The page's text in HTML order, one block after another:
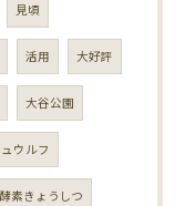
見頃
活用 大好評
大谷公園
ウルフ
酵素きょうしつ